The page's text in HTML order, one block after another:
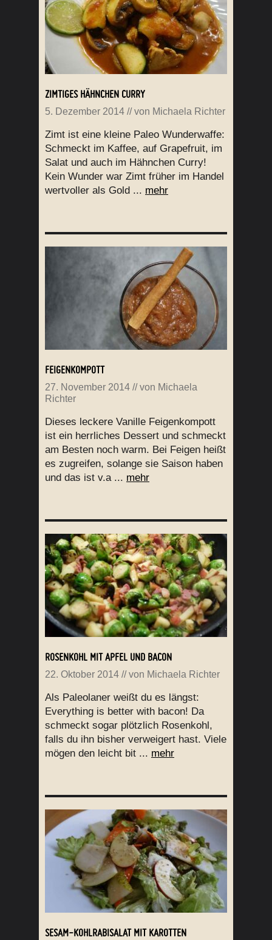
ZIMTIGES HÄHNCHEN CURRY
5. Dezember 2014 // von Michaela Richter
Zimt ist eine kleine Paleo Wunderwaffe:
Schmeckt im Kaffee, auf Grapefruit, im
Salat und auch im Hähnchen Curry!
Kein Wunder war Zimt früher im Handel
wertvoller als Gold ... mehr
FEIGENKOMPOTT
27. November 2014 // von Michaela
Richter
Dieses leckere Vanille Feigenkompott
ist ein herrliches Dessert und schmeckt
am Besten noch warm. Bei Feigen heißt
es zugreifen, solange sie Saison haben
und das ist v.a ... mehr
ROSENKOHL MIT APFEL UND BACON
22. Oktober 2014 // von Michaela Richter
Als Paleolaner weißt du es längst:
Everything is better with bacon! Da
schmeckt sogar plötzlich Rosenkohl,
falls du ihn bisher verweigert hast. Viele
mögen den leicht bit ... mehr
SESAM-KOHLRABISALAT MIT KAROTTEN